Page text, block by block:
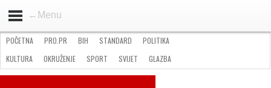
←Menu
STANDARD
GOSPODARSTVO
OKRUŽENJE
POČETNA PRO.PR BIH STANDARD
POLITIKA
KULTURA
OKRUŽENJE SPORT SVIJET
GLAZBA
NATJEČAJI
FILMING LOCATION IN BH KONTAKT